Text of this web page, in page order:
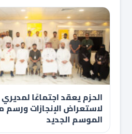
الحزم يعقد اجتماعًا لمديري
لاستعراض الإنجازات
الموسم الجديد